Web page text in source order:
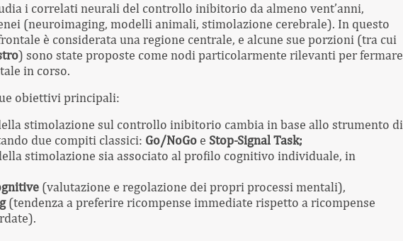
i correlati neurali del controllo inibitorio da almeno vent’anni,
(neuroimaging, modelli animali, stimolazione cerebrale). In questo
è considerata una regione centrale, e alcune sue porzioni (tra cui
) sono state proposte come nodi particolarmente rilevanti per fermare
in corso.
obiettivi principali:
stimolazione sul controllo inibitorio cambia in base allo strumento di
due compiti classici: Go/NoGo e Stop-Signal Task;
stimolazione sia associato al profilo cognitivo individuale, in
(valutazione e regolazione dei propri processi mentali),
(tendenza a preferire ricompense immediate rispetto a ricompense